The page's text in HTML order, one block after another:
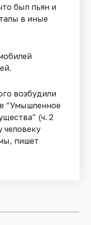
был пьян и
в иные
возбудили
“Умышленное
(ч. 2
пишет